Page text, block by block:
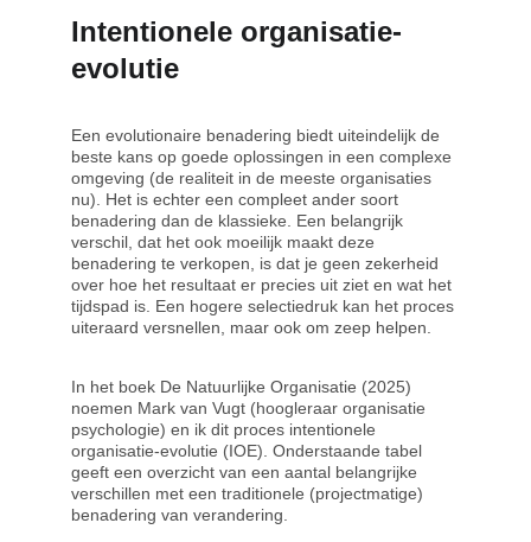
Intentionele organisatie-
evolutie
Een evolutionaire benadering biedt uiteindelijk de
beste kans op goede oplossingen in een complexe
omgeving (de realiteit in de meeste organisaties
nu). Het is echter een compleet ander soort
benadering dan de klassieke. Een belangrijk
verschil, dat het ook moeilijk maakt deze
benadering te verkopen, is dat je geen zekerheid
over hoe het resultaat er precies uit ziet en wat het
tijdspad is. Een hogere selectiedruk kan het proces
uiteraard versnellen, maar ook om zeep helpen.
In het boek De Natuurlijke Organisatie (2025)
noemen Mark van Vugt (hoogleraar organisatie
psychologie) en ik dit proces intentionele
organisatie-evolutie (IOE). Onderstaande tabel
geeft een overzicht van een aantal belangrijke
verschillen met een traditionele (projectmatige)
benadering van verandering.